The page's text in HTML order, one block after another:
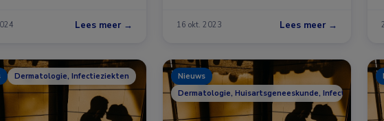
Lees meer → 16 okt. 2023 Lees meer →
Dermatologie, Infectieziekten
Nieuws
Dermatologie, Huisartsgeneeskunde, Infectieziekten